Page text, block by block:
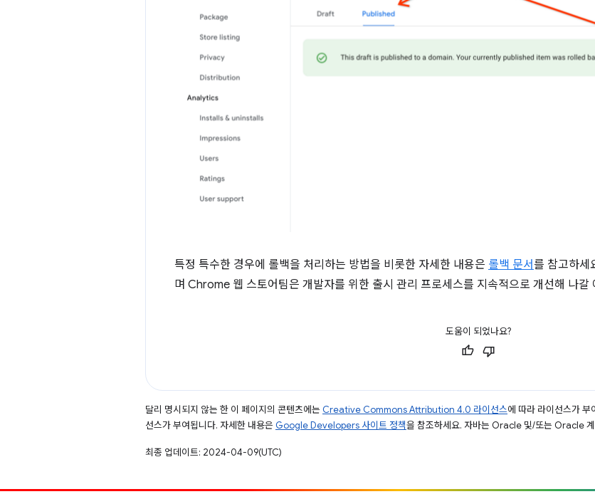
특정 특수한 경우에 롤백을 처리하는 방법을 비롯한 자세한 내용은 롤백 문서를 참고하세
며 Chrome 웹 스토어팀은 개발자를 위한 출시 관리 프로세스를 지속적으로 개선해 나갈
도움이 되었나요?
달리 명시되지 않는 한 이 페이지의 콘텐츠에는 Creative Commons Attribution 4.0 라이선스에 따라 라이선스가 부
선스가 부여됩니다. 자세한 내용은 Google Developers 사이트 정책을 참조하세요. 자바는 Oracle 및/또는 Oracle
최종 업데이트: 2024-04-09(UTC)